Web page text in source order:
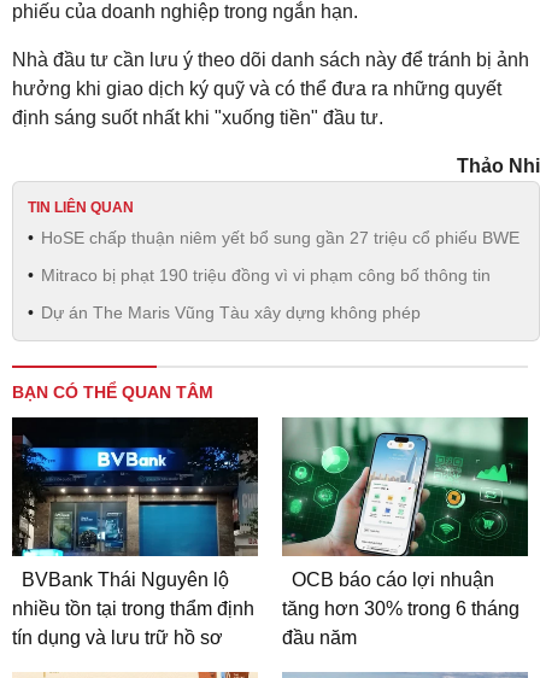
phiếu của doanh nghiệp trong ngắn hạn.
Nhà đầu tư cần lưu ý theo dõi danh sách này để tránh bị ảnh
hưởng khi giao dịch ký quỹ và có thể đưa ra những quyết
định sáng suốt nhất khi "xuống tiền" đầu tư.
Thảo Nhi
TIN LIÊN QUAN
HoSE chấp thuận niêm yết bổ sung gần 27 triệu cổ phiếu BWE
Mitraco bị phạt 190 triệu đồng vì vi phạm công bố thông tin
Dự án The Maris Vũng Tàu xây dựng không phép
BẠN CÓ THỂ QUAN TÂM
BVBank Thái Nguyên lộ
nhiều tồn tại trong thẩm định
tín dụng và lưu trữ hồ sơ
OCB báo cáo lợi nhuận
tăng hơn 30% trong 6 tháng
đầu năm